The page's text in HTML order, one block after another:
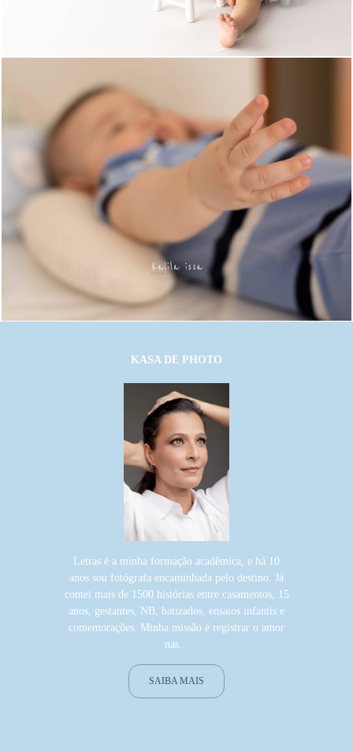
1305 7
1622 13
KASA DE PHOTO
Letras é a minha formação acadêmica, e há 10
anos sou fotógrafa encaminhada pelo destino. Já
contei mais de 1500 histórias entre casamentos, 15
anos, gestantes, NB, batizados, ensaios infantis e
comemorações. Minha missão é registrar o amor
nas...
SAIBA MAIS